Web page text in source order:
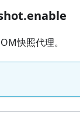
快照代理。